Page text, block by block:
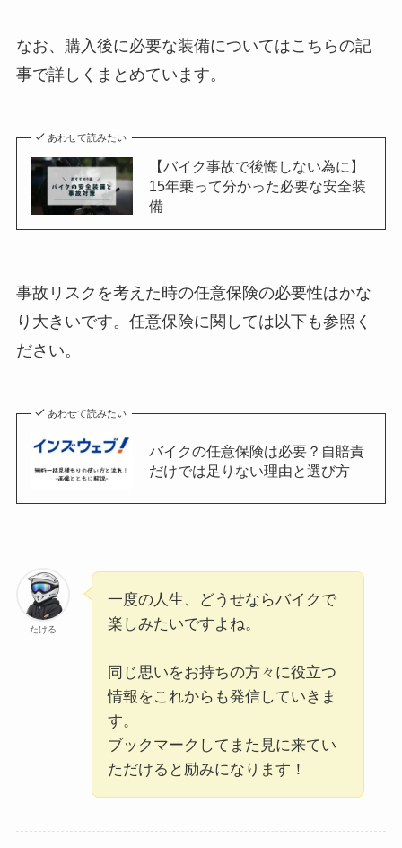
なお、購入後に必要な装備についてはこちらの記
事で詳しくまとめています。
あわせて読みたい
【バイク事故で後悔しない為に】
15年乗って分かった必要な安全装
備
事故リスクを考えた時の任意保険の必要性はかな
り大きいです。任意保険に関しては以下も参照く
ださい。
あわせて読みたい
バイクの任意保険は必要？自賠責
だけでは足りない理由と選び方
たける
一度の人生、どうせならバイクで
楽しみたいですよね。
同じ思いをお持ちの方々に役立つ
情報をこれからも発信していきま
す。
ブックマークしてまた見に来てい
ただけると励みになります！